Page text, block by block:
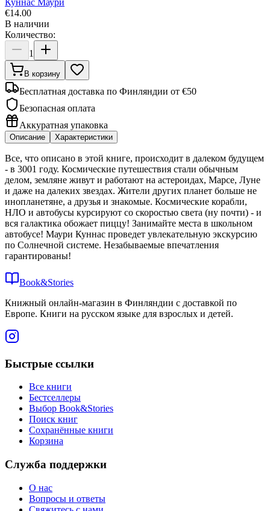
€14.00
В наличии
Количество:
1
В корзину
Бесплатная доставка по Финляндии от €50
Безопасная оплата
Аккуратная упаковка
Описание Характеристики
Все, что описано в этой книге, происходит в далеком будущем
- в 3001 году. Космические путешествия стали обычным
делом, земляне живут и работают на астероидах, Марсе, Луне
и даже на далеких звездах. Жители других планет больше не
инопланетяне, а друзья и знакомые. Космические корабли,
НЛО и автобусы курсируют со скоростью света (ну почти) - и
вся галактика обожает пиццу! Занимайте места в школьном
автобусе! Маури Куннас проведет увлекательную экскурсию
по Солнечной системе. Незабываемые впечатления
гарантированы!
Book&Stories
Книжный онлайн-магазин в Финляндии с доставкой по
Европе. Книги на русском языке для взрослых и детей.
Быстрые ссылки
Все книги
Бестселлеры
Выбор Book&Stories
Поиск книг
Сохранённые книги
Корзина
Служба поддержки
О нас
Вопросы и ответы